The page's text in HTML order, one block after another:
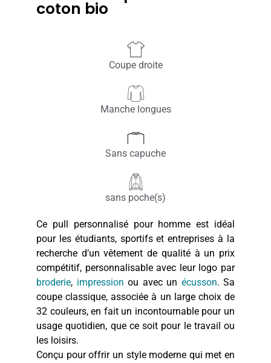
coton bio
Coupe droite
Manche longues
Sans capuche
sans poche(s)
Ce pull personnalisé pour homme est idéal
pour les étudiants, sportifs et entreprises à la
recherche d’un vêtement de qualité à un prix
compétitif, personnalisable avec leur logo par
broderie, impression ou avec un écusson. Sa
coupe classique, associée à un large choix de
32 couleurs, en fait un incontournable pour un
usage quotidien, que ce soit pour le travail ou
les loisirs.
Conçu pour offrir un style moderne qui met en